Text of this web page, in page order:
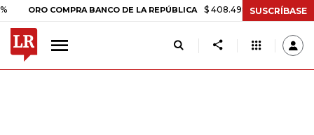
COMPRA BANCO DE LA REPÚBLICA $ 408.498,97 +$ 8.753,81 +2,19%
SUSCRÍBASE